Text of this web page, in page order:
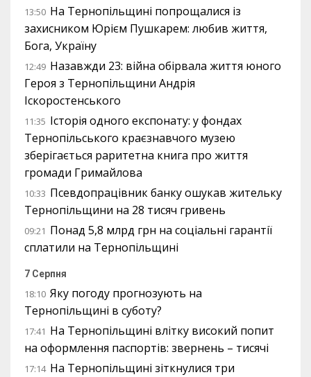
13:50 На Тернопільщині попрощалися із
захисником Юрієм Пушкарем: любив життя,
Бога, Україну
12:49 Назавжди 23: війна обірвала життя юного
Героя з Тернопільщини Андрія
Іскоростенського
11:35 Історія одного експонату: у фондах
Тернопільського краєзнавчого музею
зберігається раритетна книга про життя
громади Гримайлова
10:33 Псевдопрацівник банку ошукав жительку
Тернопільщини на 28 тисяч гривень
09:21 Понад 5,8 млрд грн на соціальні гарантії
сплатили на Тернопільщині
7 Серпня
18:10 Яку погоду прогнозують на
Тернопільщині в суботу?
17:41 На Тернопільщині влітку високий попит
на оформлення паспортів: звернень – тисячі
17:14 На Тернопільщині зіткнулися три